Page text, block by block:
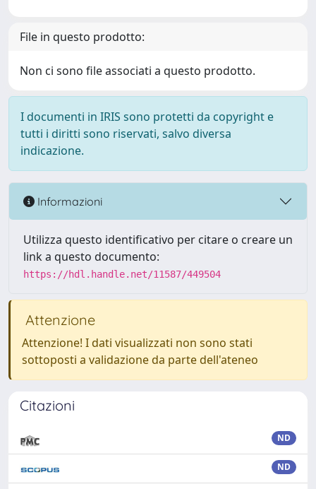
File in questo prodotto:
Non ci sono file associati a questo prodotto.
I documenti in IRIS sono protetti da copyright e
tutti i diritti sono riservati, salvo diversa
indicazione.
Informazioni
Utilizza questo identificativo per citare o creare un
link a questo documento:
https://hdl.handle.net/11587/449504
Attenzione
Attenzione! I dati visualizzati non sono stati
sottoposti a validazione da parte dell'ateneo
Citazioni
ND
ND